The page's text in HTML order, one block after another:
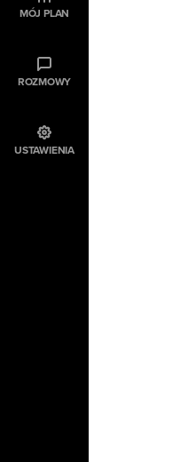
MÓJ PLAN
ROZMOWY
USTAWIENIA